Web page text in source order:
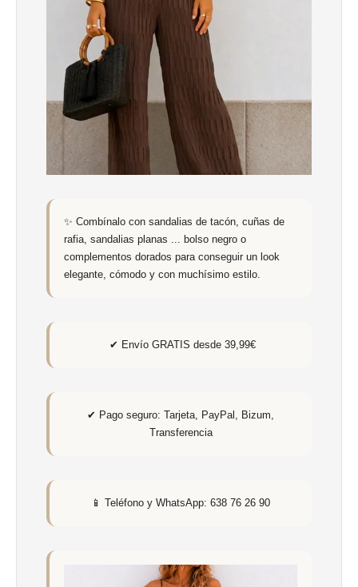
✨ Combínalo con sandalias de tacón, cuñas de
rafia, sandalias planas ... bolso negro o
complementos dorados para conseguir un look
elegante, cómodo y con muchísimo estilo.
✔ Envío GRATIS desde 39,99€
✔ Pago seguro: Tarjeta, PayPal, Bizum,
Transferencia
📱 Teléfono y WhatsApp: 638 76 26 90